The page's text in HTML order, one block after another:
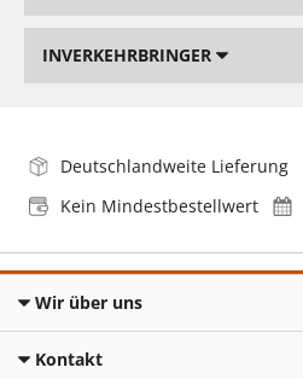
INVERKEHRBRINGER
Deutschlandweite Lieferung
Kein Mindestbestellwert
Wir über uns
Kontakt